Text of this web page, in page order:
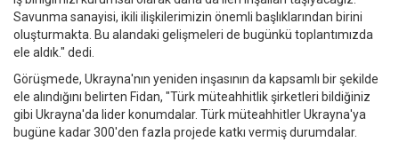
Savunma sanayisi, ikili ilişkilerimizin önemli başlıklarından birini
oluşturmakta. Bu alandaki gelişmeleri de bugünkü toplantımızda
ele aldık." dedi.
Görüşmede, Ukrayna'nın yeniden inşasının da kapsamlı bir şekilde
ele alındığını belirten Fidan, "Türk müteahhitlik şirketleri bildiğiniz
gibi Ukrayna'da lider konumdalar. Türk müteahhitler Ukrayna'ya
bugüne kadar 300'den fazla projede katkı vermiş durumdalar.